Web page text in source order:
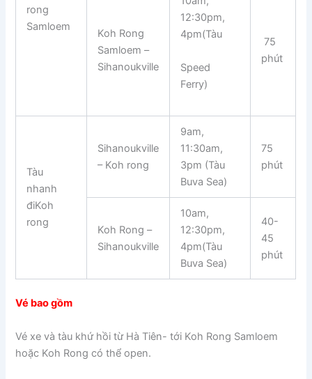
rong
Samloem
Koh Rong
Samloem –
Sihanoukville
12:30pm,
4pm(Tàu
Speed
Ferry)
75
phút
Tàu
nhanh
điKoh
rong
Sihanoukville
– Koh rong
9am,
11:30am,
3pm (Tàu
Buva Sea)
75
phút
Koh Rong –
Sihanoukville
10am,
12:30pm,
4pm(Tàu
Buva Sea)
40-
45
phút
Vé bao gồm
Vé xe và tàu khứ hồi từ Hà Tiên- tới Koh Rong Samloem
hoặc Koh Rong có thể open.